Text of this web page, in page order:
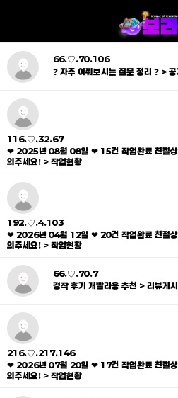
66.♡.70.106
❓ 자주 여쭤보시는 질문 정리 ❓ >
116.♡.32.67
❤ 2025년 08월 08일 ❤ 15건 작업완료 친절
의주세요! > 작업현황
192.♡.4.103
❤ 2026년 04월 12일 ❤ 20건 작업완료 친절
의주세요! > 작업현황
66.♡.70.7
경작 후기 개빨라용 추천 > 리뷰게
216.♡.217.146
❤ 2026년 07월 20일 ❤ 17건 작업완료 친절
의주세요! > 작업현황